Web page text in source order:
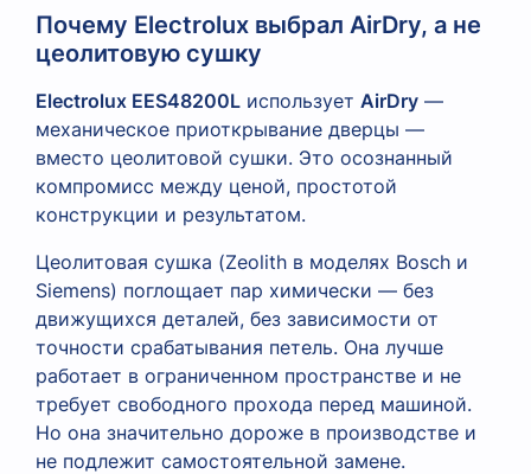
Почему Electrolux выбрал AirDry, а не
цеолитовую сушку
Electrolux EES48200L использует AirDry —
механическое приоткрывание дверцы —
вместо цеолитовой сушки. Это осознанный
компромисс между ценой, простотой
конструкции и результатом.
Цеолитовая сушка (Zeolith в моделях Bosch и
Siemens) поглощает пар химически — без
движущихся деталей, без зависимости от
точности срабатывания петель. Она лучше
работает в ограниченном пространстве и не
требует свободного прохода перед машиной.
Но она значительно дороже в производстве и
не подлежит самостоятельной замене.